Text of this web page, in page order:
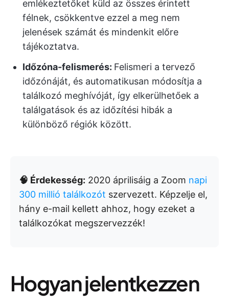
emlékeztetőket küld az összes érintett
félnek, csökkentve ezzel a meg nem
jelenések számát és mindenkit előre
tájékoztatva.
Időzóna-felismerés: Felismeri a tervező
időzónáját, és automatikusan módosítja a
találkozó meghívóját, így elkerülhetőek a
találgatások és az időzítési hibák a
különböző régiók között.
🧠 Érdekesség: 2020 áprilisáig a Zoom napi
300 millió találkozót szervezett. Képzelje el,
hány e-mail kellett ahhoz, hogy ezeket a
találkozókat megszervezzék!
Hogyan jelentkezzen